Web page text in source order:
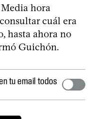
hora
cuál era
hasta ahora no
Guichón.
tu email todos